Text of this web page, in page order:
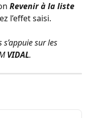
Revenir à la liste
l’effet saisi.
sur les
VIDAL.